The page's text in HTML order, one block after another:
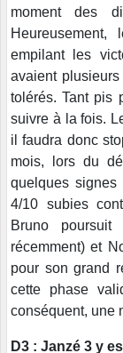
moment des
empilant les
avaient
tolérés. Tant pis
suivre à la fois.
il faudra donc
mois, lors du
quelques signes
4/10 subies
Bruno
récemment) et
pour son grand
cette phase
conséquent, une
D3 : Janzé 3 y